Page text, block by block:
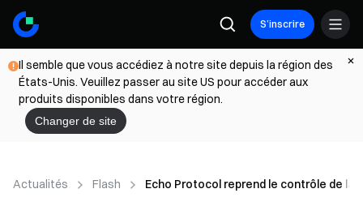
S’inscrire
Il semble que vous accédiez à notre site depuis la région des
États-Unis. Veuillez passer au site US pour accéder aux
produits disponibles dans votre région.
Changer de site
Actualités Flash Echo Protocol reprend le contrôle de la